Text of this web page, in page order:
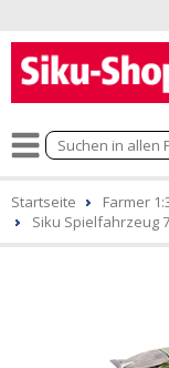
Startseite
Farmer
Siku Spielfahrzeug